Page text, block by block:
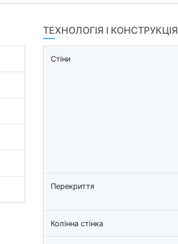
ТЕХНОЛОГІЯ І КОНСТРУКЦІЯ
Стіни
Перекриття
Колінна стінка